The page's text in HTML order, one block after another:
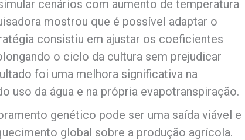
cenários com aumento de temperatura
mostrou que é possível adaptar o
consistiu em ajustar os coeficientes
o ciclo da cultura sem prejudicar
foi uma melhora significativa na
uso da água e na própria evapotranspiração.
genético pode ser uma saída viável e
global sobre a produção agrícola.